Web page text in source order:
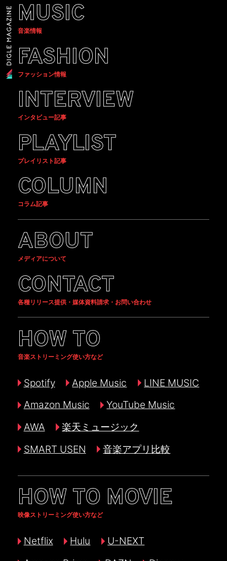
MUSIC
音楽情報
FASHION
ファッション情報
INTERVIEW
インタビュー記事
PLAYLIST
プレイリスト記事
COLUMN
コラム記事
ABOUT
メディアについて
CONTACT
各種リリース提供・媒体資料請求・お問い合わせ
HOW TO
音楽ストリーミング使い方など
Spotify Apple Music
LINE MUSIC
Amazon Music
YouTube Music
AWA
楽天ミュージック
SMART USEN
音楽アプリ比較
HOW TO MOVIE
映像ストリーミング使い方など
Netflix Hulu
U-NEXT